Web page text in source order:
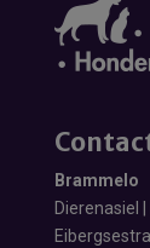
Brammelo
Dierenasiel